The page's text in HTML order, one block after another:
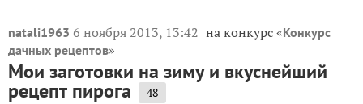
natali1963 6 ноября 2013, 13:42 на конкурс «Конкурс
дачных рецептов»
Мои заготовки на зиму и вкуснейший
рецепт пирога 48